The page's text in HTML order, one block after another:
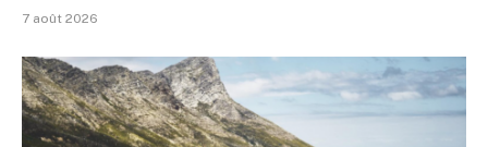
7 août 2026